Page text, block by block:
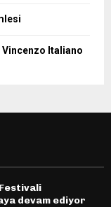
Vincenzo Italiano
devam ediyor